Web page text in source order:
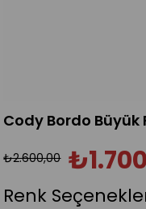
Cody Bordo Büyük
₺2.600,00
Renk